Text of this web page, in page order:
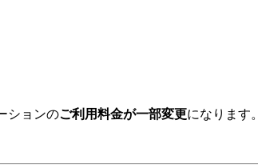
ションのご利用料金が一部変更になります。